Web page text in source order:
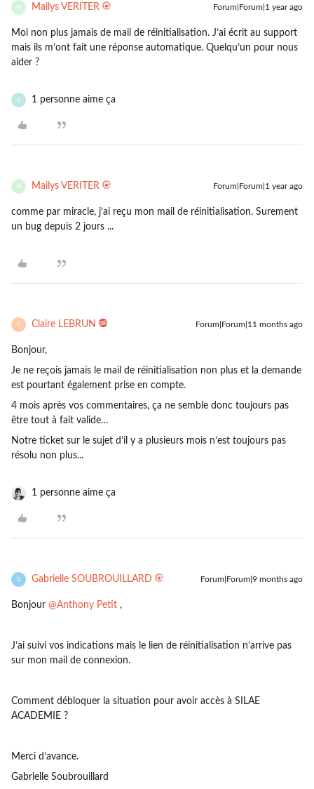
M Mailys VERITER Forum|Forum|1 year ago
Moi non plus jamais de mail de réinitialisation. J’ai écrit au support
mais ils m’ont fait une réponse automatique. Quelqu’un pour nous
aider ?
K 1 personne aime ça
M Mailys VERITER Forum|Forum|1 year ago
comme par miracle, j’ai reçu mon mail de réinitialisation. Surement
un bug depuis 2 jours ...
C Claire LEBRUN Forum|Forum|11 months ago
Bonjour,
Je ne reçois jamais le mail de réinitialisation non plus et la demande
est pourtant également prise en compte.
4 mois après vos commentaires, ça ne semble donc toujours pas
être tout à fait valide…
Notre ticket sur le sujet d’il y a plusieurs mois n’est toujours pas
résolu non plus...
1 personne aime ça
G Gabrielle SOUBROUILLARD Forum|Forum|9 months ago
Bonjour ​ @Anthony Petit ,
J’ai suivi vos indications mais le lien de réinitialisation n’arrive pas
sur mon mail de connexion.
Comment débloquer la situation pour avoir accès à SILAE
ACADEMIE ?
Merci d’avance.
Gabrielle Soubrouillard